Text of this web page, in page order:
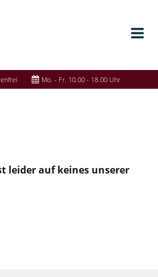
Mo. - Fr. 10.00 - 18.00 Uhr
leider auf keines unserer